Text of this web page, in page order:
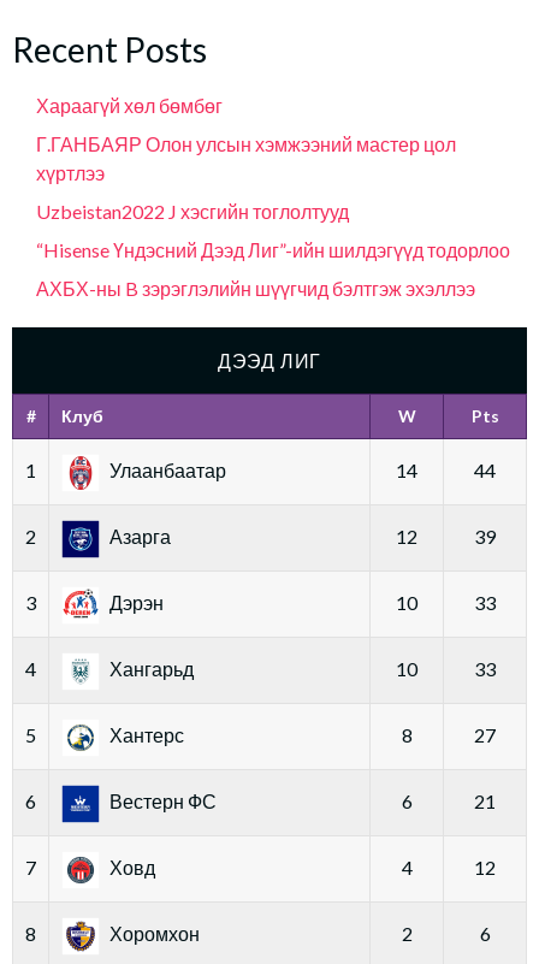
Recent Posts
Хараагүй хөл бөмбөг
Г.ГАНБАЯР Олон улсын хэмжээний мастер цол
хүртлээ
Uzbeistan2022 J хэсгийн тоглолтууд
“Hisense Үндэсний Дээд Лиг”-ийн шилдэгүүд тодорлоо
АХБХ-ны B зэрэглэлийн шүүгчид бэлтгэж эхэллээ
ДЭЭД ЛИГ
# Клуб W Pts
1 Улаанбаатар 14 44
2 Азарга 12 39
3 Дэрэн 10 33
4 Хангарьд 10 33
5 Хантерс 8 27
6 Вестерн ФС 6 21
7 Ховд 4 12
8 Хоромхон 2 6